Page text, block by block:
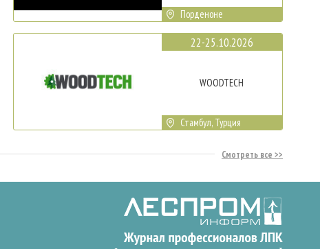
Порденоне
22-25.10.2026
WOODTECH
Стамбул, Турция
Смотреть все